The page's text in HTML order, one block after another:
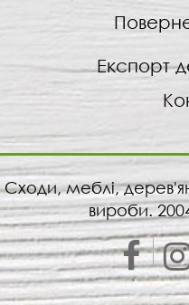
Експорт
Сходи, меблі,
вироби.